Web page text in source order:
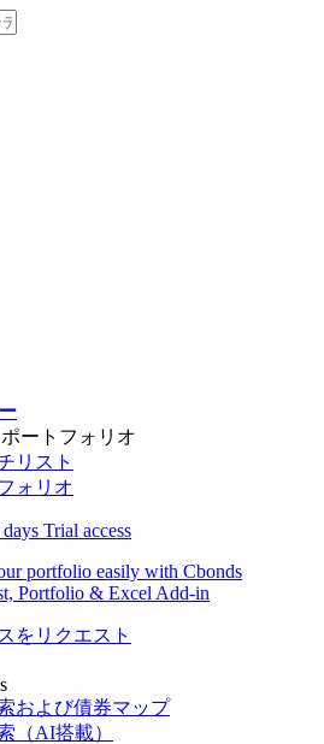
ートフォリオ
リスト
ォリオ
days Trial access
portfolio easily with Cbonds
Portfolio & Excel Add-in
をリクエスト
および債券マップ
（AI搭載）